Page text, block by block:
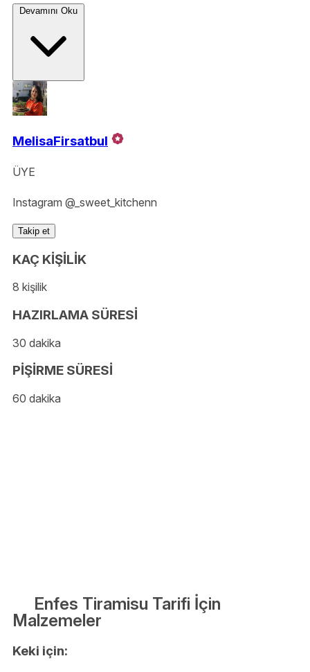
Devamını Oku
MelisaFirsatbul
ÜYE
Instagram @_sweet_kitchenn
Takip et
KAÇ KİŞİLİK
8 kişilik
HAZIRLAMA SÜRESİ
30 dakika
PİŞİRME SÜRESİ
60 dakika
Enfes Tiramisu Tarifi İçin
Malzemeler
Keki için: